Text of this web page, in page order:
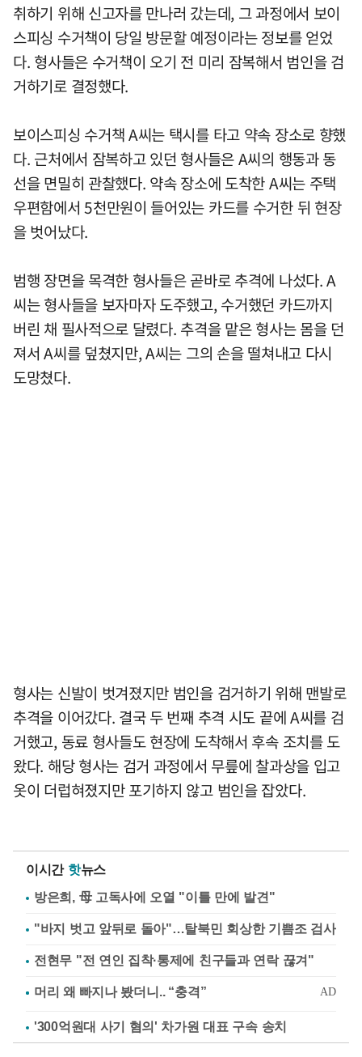
취하기 위해 신고자를 만나러 갔는데, 그 과정에서 보이
스피싱 수거책이 당일 방문할 예정이라는 정보를 얻었
다. 형사들은 수거책이 오기 전 미리 잠복해서 범인을 검
거하기로 결정했다.
보이스피싱 수거책 A씨는 택시를 타고 약속 장소로 향했
다. 근처에서 잠복하고 있던 형사들은 A씨의 행동과 동
선을 면밀히 관찰했다. 약속 장소에 도착한 A씨는 주택
우편함에서 5천만원이 들어있는 카드를 수거한 뒤 현장
을 벗어났다.
범행 장면을 목격한 형사들은 곧바로 추격에 나섰다. A
씨는 형사들을 보자마자 도주했고, 수거했던 카드까지
버린 채 필사적으로 달렸다. 추격을 맡은 형사는 몸을 던
져서 A씨를 덮쳤지만, A씨는 그의 손을 떨쳐내고 다시
도망쳤다.
형사는 신발이 벗겨졌지만 범인을 검거하기 위해 맨발로
추격을 이어갔다. 결국 두 번째 추격 시도 끝에 A씨를 검
거했고, 동료 형사들도 현장에 도착해서 후속 조치를 도
왔다. 해당 형사는 검거 과정에서 무릎에 찰과상을 입고
옷이 더럽혀졌지만 포기하지 않고 범인을 잡았다.
이시간 핫뉴스
방은희, 母 고독사에 오열 "이틀 만에 발견"
"바지 벗고 앞뒤로 돌아"…탈북민 회상한 기쁨조 검사
전현무 "전 연인 집착·통제에 친구들과 연락 끊겨"
'300억원대 사기 혐의' 차가원 대표 구속 송치